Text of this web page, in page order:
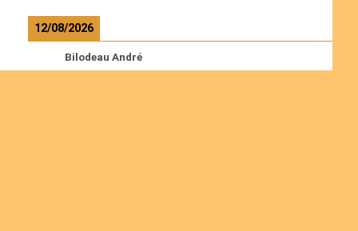
12/08/2026
Bilodeau André